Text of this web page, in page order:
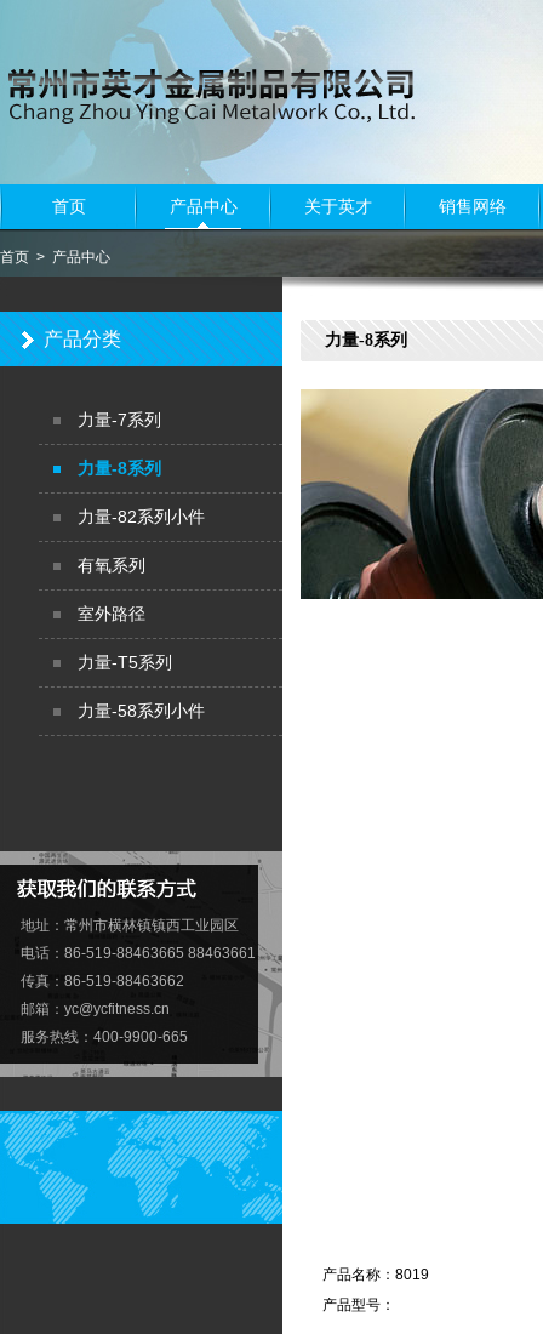
首页 产品中心 关于英才 销售网络
首页 > 产品中心
产品分类
力量-7系列
力量-8系列
力量-82系列小件
有氧系列
室外路径
力量-T5系列
力量-58系列小件
地址：常州市横林镇镇西工业园区
电话：86-519-88463665 88463661
传真：86-519-88463662
邮箱： yc@ycfitness.cn
服务热线：400-9900-665
力量-8系列
<
产品名称：8019
产品型号：